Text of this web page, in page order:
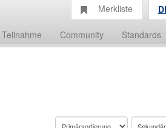
Teilnahme Community Standards
Merkliste